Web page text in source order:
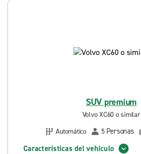
SUV premium
Volvo XC60 o similar
Automático
5 Personas
Características del vehículo